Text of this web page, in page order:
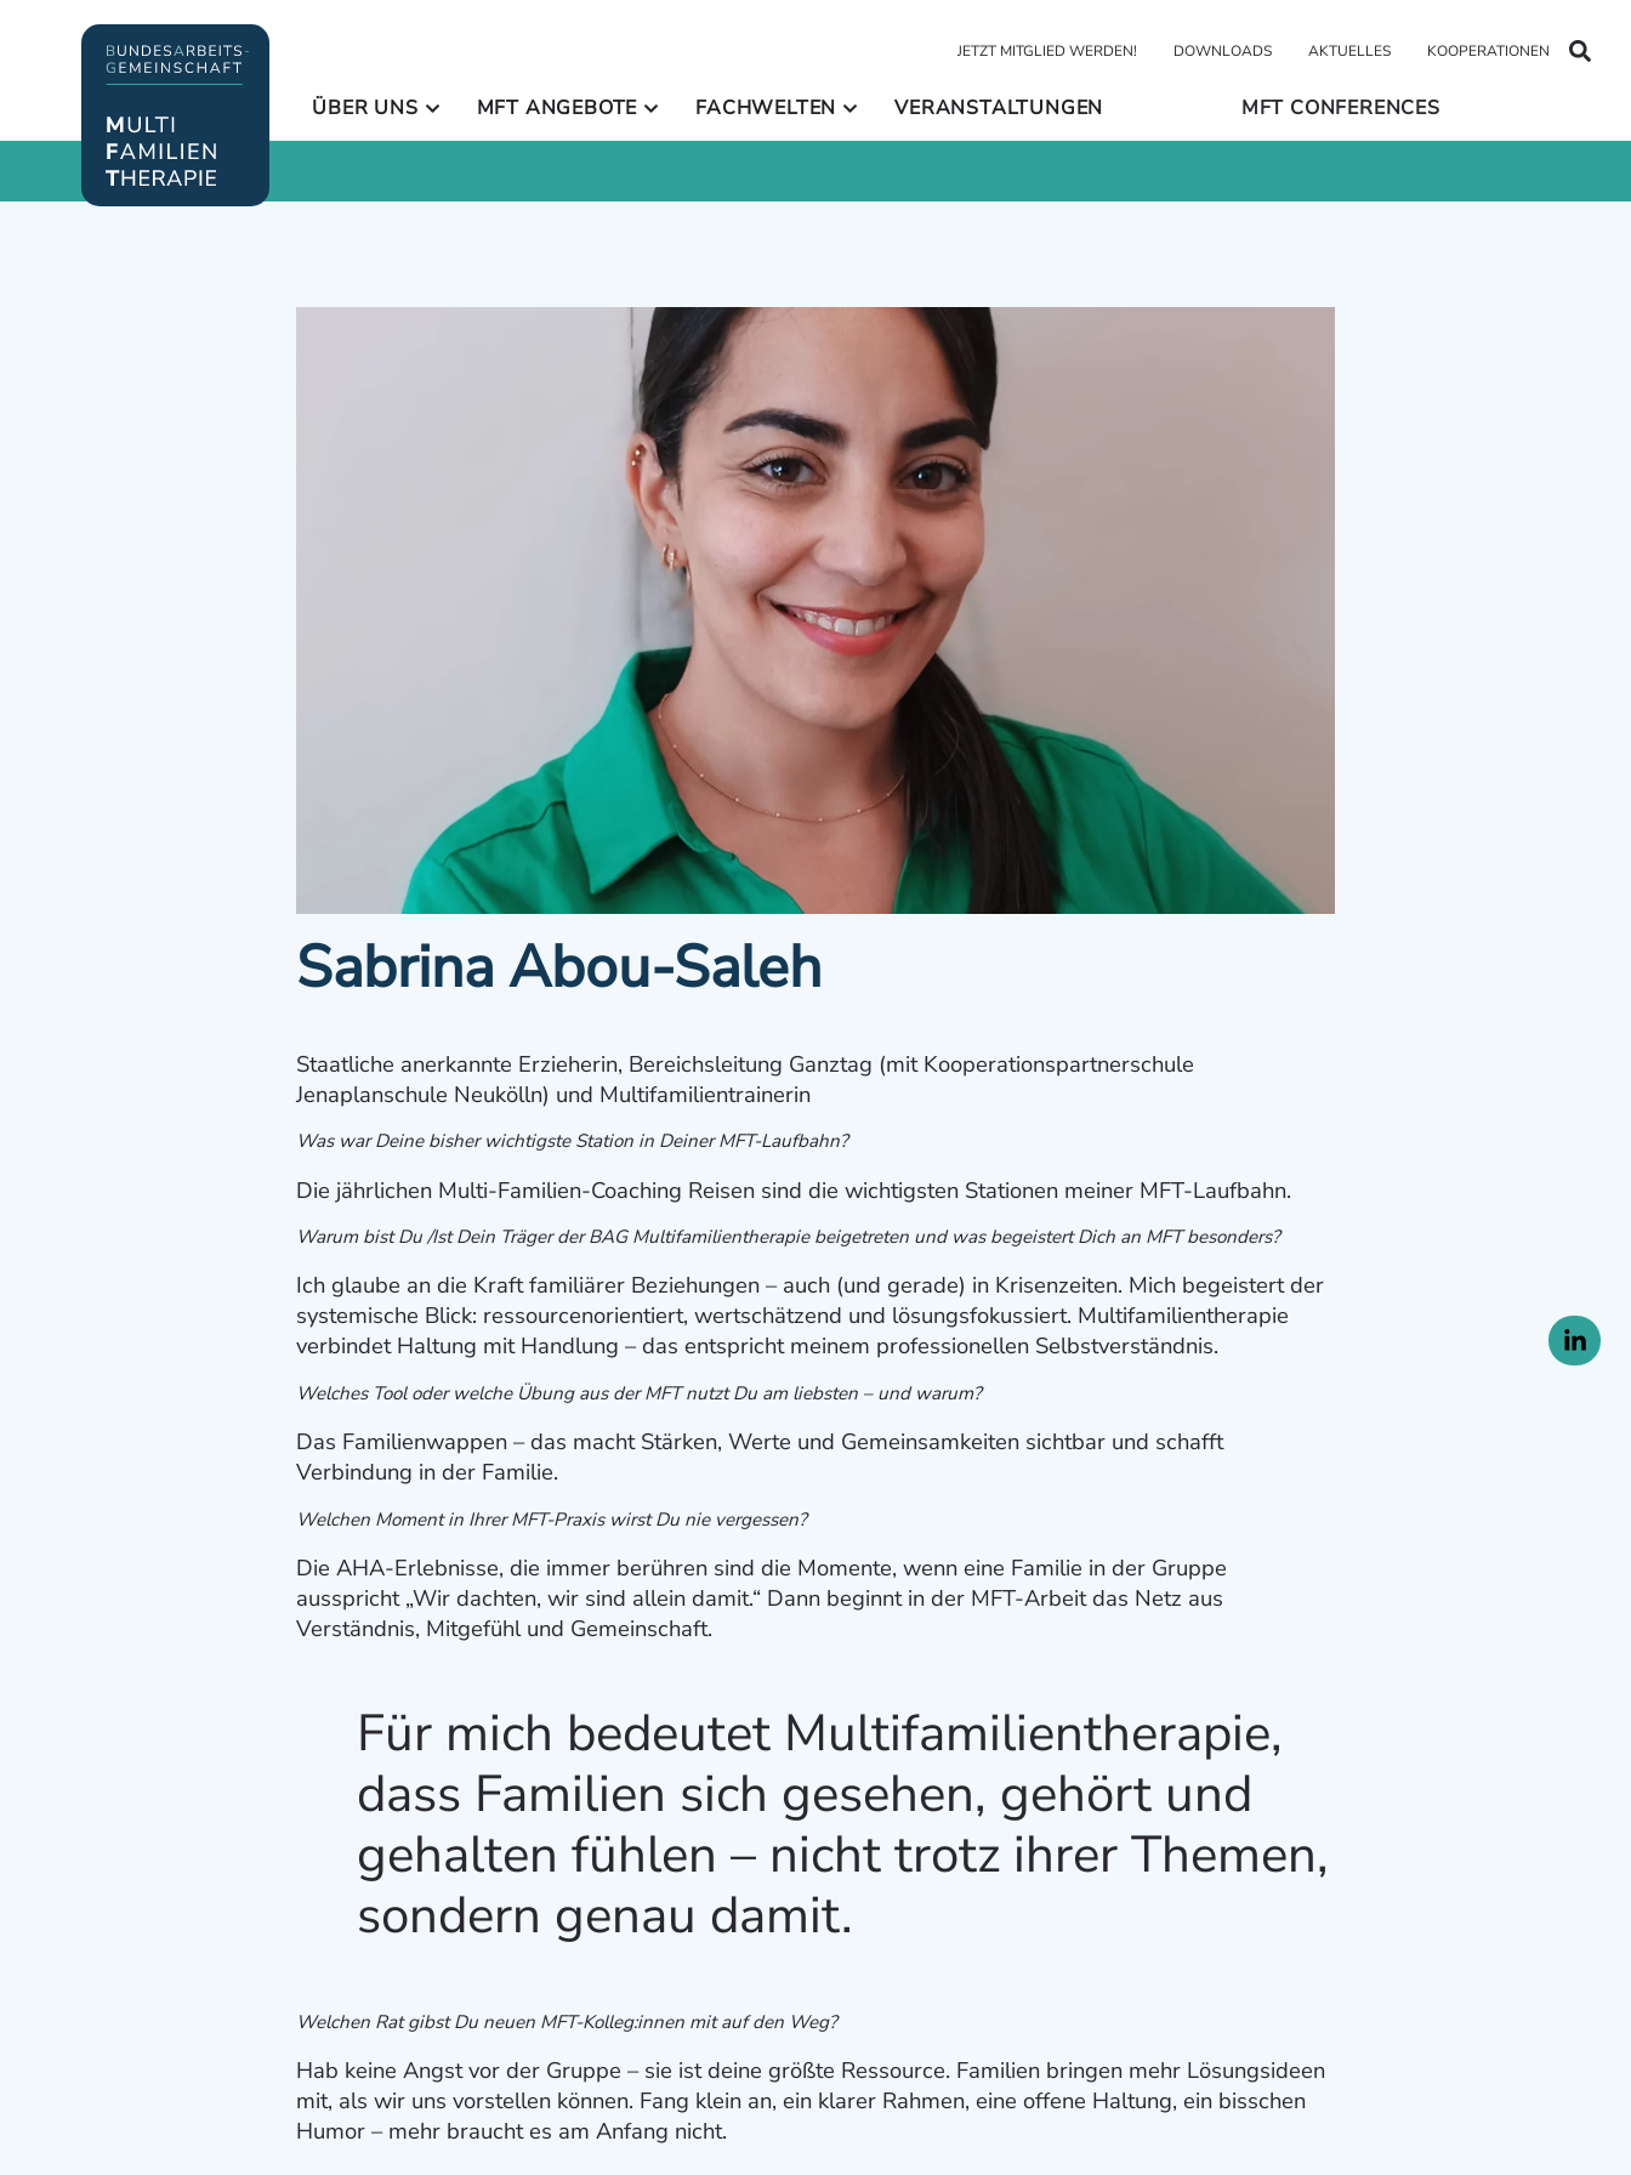
JETZT MITGLIED WERDEN! DOWNLOADS AKTUELLES KOOPERATIONEN
ÜBER UNS MFT ANGEBOTE FACHWELTEN VERANSTALTUNGEN MFT CONFERENCES
Sabrina Abou-Saleh
Staatliche anerkannte Erzieherin, Bereichsleitung Ganztag (mit Kooperationspartnerschule
Jenaplanschule Neukölln) und Multifamilientrainerin
Was war Deine bisher wichtigste Station in Deiner MFT-Laufbahn?
Die jährlichen Multi-Familien-Coaching Reisen sind die wichtigsten Stationen meiner MFT-Laufbahn.
Warum bist Du /Ist Dein Träger der BAG Multifamilientherapie beigetreten und was begeistert Dich an MFT besonders?
Ich glaube an die Kraft familiärer Beziehungen – auch (und gerade) in Krisenzeiten. Mich begeistert der
systemische Blick: ressourcenorientiert, wertschätzend und lösungsfokussiert. Multifamilientherapie
verbindet Haltung mit Handlung – das entspricht meinem professionellen Selbstverständnis.
Welches Tool oder welche Übung aus der MFT nutzt Du am liebsten – und warum?
Das Familienwappen – das macht Stärken, Werte und Gemeinsamkeiten sichtbar und schafft
Verbindung in der Familie.
Welchen Moment in Ihrer MFT-Praxis wirst Du nie vergessen?
Die AHA-Erlebnisse, die immer berühren sind die Momente, wenn eine Familie in der Gruppe
ausspricht „Wir dachten, wir sind allein damit.“ Dann beginnt in der MFT-Arbeit das Netz aus
Verständnis, Mitgefühl und Gemeinschaft.
Für mich bedeutet Multifamilientherapie,
dass Familien sich gesehen, gehört und
gehalten fühlen – nicht trotz ihrer Themen,
sondern genau damit.
Welchen Rat gibst Du neuen MFT-Kolleg:innen mit auf den Weg?
Hab keine Angst vor der Gruppe – sie ist deine größte Ressource. Familien bringen mehr Lösungsideen
mit, als wir uns vorstellen können. Fang klein an, ein klarer Rahmen, eine offene Haltung, ein bisschen
Humor – mehr braucht es am Anfang nicht.